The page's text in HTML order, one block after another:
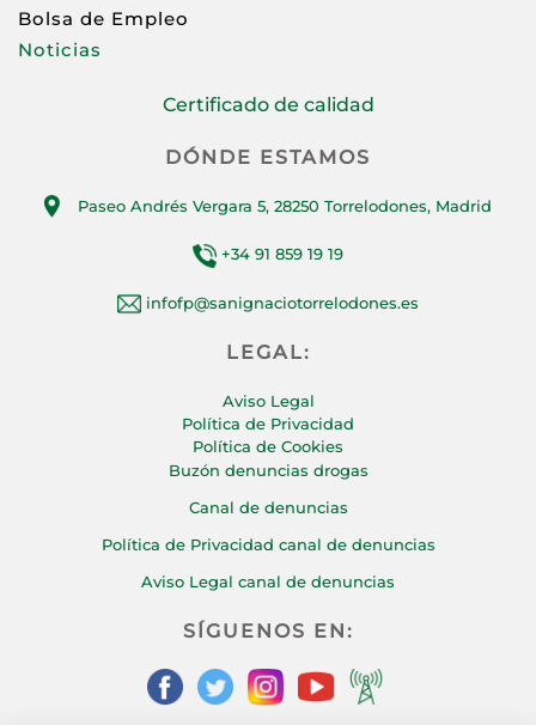
Bolsa de Empleo
Noticias
Certificado de calidad
DÓNDE ESTAMOS
Paseo Andrés Vergara 5, 28250 Torrelodones, Madrid
+34 91 859 19 19
infofp@sanignaciotorrelodones.es
LEGAL:
Aviso Legal
Política de Privacidad
Política de Cookies
Buzón denuncias drogas
Canal de denuncias
Política de Privacidad canal de denuncias
Aviso Legal canal de denuncias
SÍGUENOS EN: